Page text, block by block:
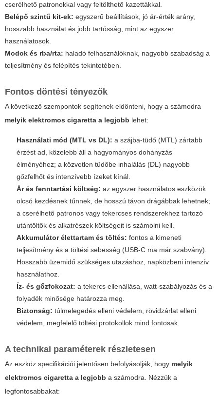
cserélhető patronokkal vagy feltölthető kazettákkal.
Belépő szintű kit-ek: egyszerű beállítások, jó ár-érték arány,
hosszabb használat és jobb tartósság, mint az egyszer
használatosok.
Modok és rba/rta: haladó felhasználóknak, nagyobb szabadság a
teljesítmény és felépítés tekintetében.
Fontos döntési tényezők
A következő szempontok segítenek eldönteni, hogy a számodra
melyik elektromos cigaretta a legjobb lehet:
Használati mód (MTL vs DL): a szájba-tüdő (MTL) zártabb
érzést ad, közelebb áll a hagyományos dohányzás
élményéhez; a közvetlen tüdőbe inhalálás (DL) nagyobb
gőzfelhőt és intenzívebb ízeket kínál.
Ár és fenntartási költség: az egyszer használatos eszközök
olcsó kezdésnek tűnnek, de hosszú távon drágábbak lehetnek;
a cserélhető patronos vagy tekercses rendszerekhez tartozó
utántöltők és alkatrészek költségeit is számolni kell.
Akkumulátor élettartam és töltés: fontos a kimeneti
teljesítmény és a töltési sebesség (USB-C ma már szabvány).
Hosszabb üzemidő szükséges utazáshoz, napközbeni intenzív
használathoz.
Íz- és gőzfokozat: a tekercs ellenállása, watt-szabályozás és a
folyadék minősége határozza meg.
Biztonság: túlmelegedés elleni védelem, rövidzárlat elleni
védelem, megfelelő töltési protokollok mind fontosak.
A technikai paraméterek részletesen
Az eszköz specifikációi jelentősen befolyásolják, hogy melyik
elektromos cigaretta a legjobb a számodra. Nézzük a
legfontosabbakat: